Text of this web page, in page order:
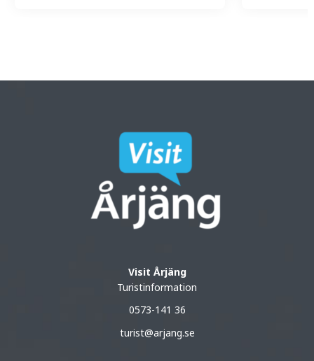
Visit Årjäng
Turistinformation
0573-141 36
turist@arjang.se